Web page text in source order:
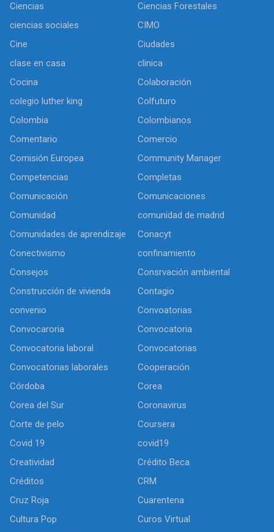
Ciencias
Ciencias Forestales
ciencias sociales
CIMO
Cine
Ciudades
clase en casa
clinica
Cocina
Colaboración
colegio luther king
Colfuturo
Colombia
Colombianos
Comentario
Comercio
Comisión Europea
Community Manager
Competencias
Completas
Comunicación
Comunicaciones
Comunidad
comunidad de madrid
Comunidades de aprendizaje
Conacyt
Conectivismo
confinamiento
Consejos
Consrvación ambiental
Construcción de vivienda
Contagio
convenio
Convoatorias
Convocaroria
Convocatoria
Convocatoria laboral
Convocatorias
Convocatorias laborales
Cooperación
Córdoba
Corea
Corea del Sur
Coronavirus
Corte de pelo
Coursera
Covid 19
covid19
Creatividad
Crédito Beca
Créditos
CRM
Cruz Roja
Cuarentena
Cultura Pop
Curos Virtual